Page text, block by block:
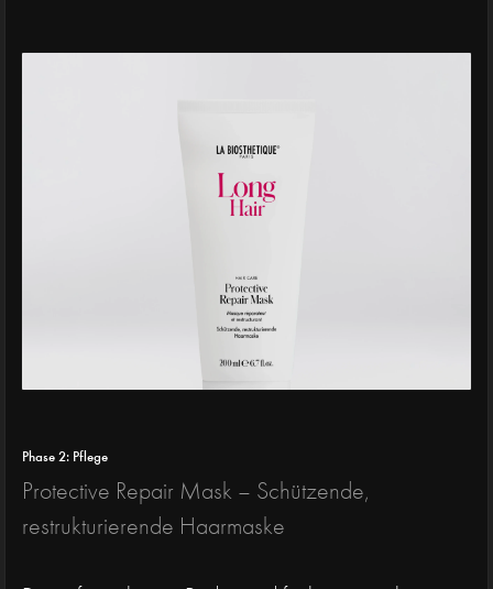
Phase 2: Pflege
Protective Repair Mask – Schützende,
restrukturierende Haarmaske